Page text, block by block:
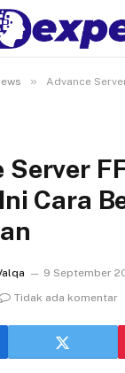
» Advance Server FF
Server
Cara
9 September
Tidak ada komentar